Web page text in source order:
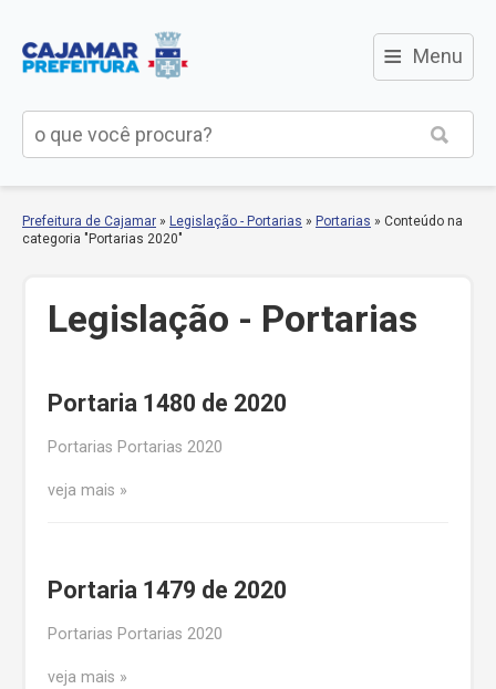
≡ Menu
Prefeitura de Cajamar » Legislação - Portarias » Portarias » Conteúdo na
categoria "Portarias 2020"
Legislação - Portarias
Portaria 1480 de 2020
Portarias Portarias 2020
veja mais
Portaria 1479 de 2020
Portarias Portarias 2020
veja mais